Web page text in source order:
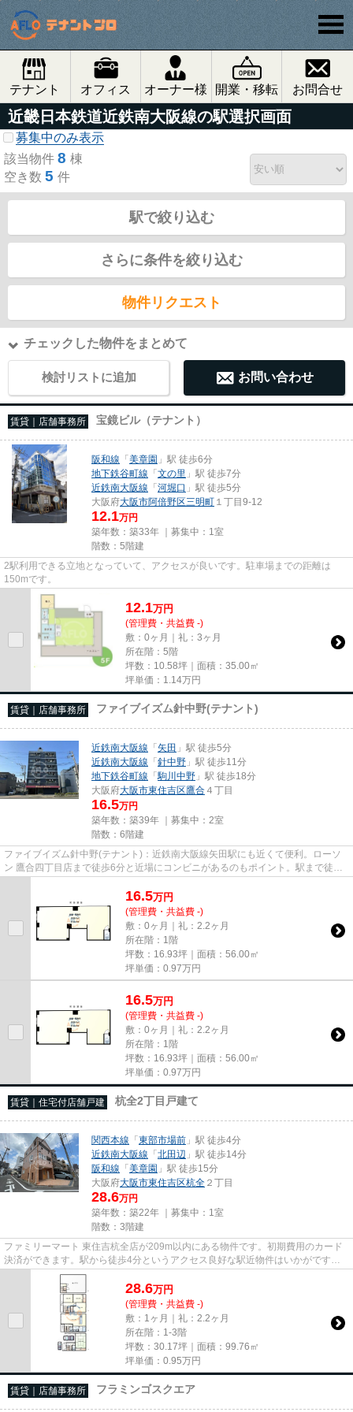
テナント オフィス オーナー様 開業・移転 お問合せ
近畿日本鉄道近鉄南大阪線の駅選択画面
募集中のみ表示
該当物件 8 棟
空き数 5 件
駅で絞り込む
さらに条件を絞り込む
物件リクエスト
チェックした物件をまとめて
検討リストに追加 お問い合わせ
賃貸｜店舗事務所 宝鏡ビル（テナント）
阪和線 「美章園 」駅 徒歩6分
地下鉄谷町線 「文の里 」駅 徒歩7分
近鉄南大阪線 「河堀口 」駅 徒歩5分
大阪府大阪市阿倍野区三明町 １丁目9‐12
12.1万円
築年数：築33年 ｜募集中： 1室
階数：5階建
2駅利用できる立地となっていて、アクセスが良いです。駐車場までの距離は
150mです。
12.1万円
(管理費・共益費 -)
敷：0ヶ月｜礼：3ヶ月
所在階：5階
坪数：10.58坪｜面積：35.00㎡
坪単価： 1.14万円
賃貸｜店舗事務所 ファイブイズム針中野(テナント)
近鉄南大阪線 「矢田 」駅 徒歩5分
近鉄南大阪線 「針中野 」駅 徒歩11分
地下鉄谷町線 「駒川中野 」駅 徒歩18分
大阪府大阪市東住吉区鷹合 ４丁目
16.5万円
築年数：築39年 ｜募集中： 2室
階数：6階建
ファイブイズム針中野(テナント)：近鉄南大阪線矢田駅にも近くて便利。ローソ
ン 鷹合四丁目店まで徒歩6分と近場にコンビニがあるのもポイント。駅まで徒歩5
分の位置に立地する、アクセ...
16.5万円
(管理費・共益費 -)
敷：0ヶ月｜礼：2.2ヶ月
所在階：1階
坪数：16.93坪｜面積：56.00㎡
坪単価： 0.97万円
16.5万円
(管理費・共益費 -)
敷：0ヶ月｜礼：2.2ヶ月
所在階：1階
坪数：16.93坪｜面積：56.00㎡
坪単価： 0.97万円
賃貸｜住宅付店舗戸建 杭全2丁目戸建て
関西本線 「東部市場前 」駅 徒歩4分
近鉄南大阪線 「北田辺 」駅 徒歩14分
阪和線 「美章園 」駅 徒歩15分
大阪府大阪市東住吉区杭全 ２丁目
28.6万円
築年数：築22年 ｜募集中： 1室
階数：3階建
ファミリーマート 東住吉杭全店が209m以内にある物件です。初期費用のカード
決済ができます。駅から徒歩4分というアクセス良好な駅近物件はいかがです
28.6万円
(管理費・共益費 -)
敷：1ヶ月｜礼：2.2ヶ月
所在階：1-3階
坪数：30.17坪｜面積：99.76㎡
坪単価： 0.95万円
賃貸｜店舗事務所 フラミンゴスクエア